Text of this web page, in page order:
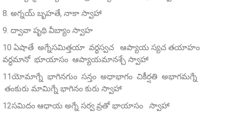
8. అగ్నయ్‌ బృహతే, నాకా స్వాహా
9. ద్వావా పృథి వీబ్యాం స్వాహ
10 ఏషాతే అగ్నేసమిత్తయా వర్ధస్వచ ఆప్యాయ స్యచ తయాహం
వర్ధమానో భూయాసం ఆప్యాయమానశ్చే స్వాహా
11యోమాగ్నే భాగినగుం సన్తం అధాభాగం చికీర్షతి అభాగమగ్నే
తంకురు మామిగ్నే భాగినం కురు స్వాహా
12సమిదం ఆధాయ అగ్నే సర్వ వ్రతో భాయాసం స్వాహా